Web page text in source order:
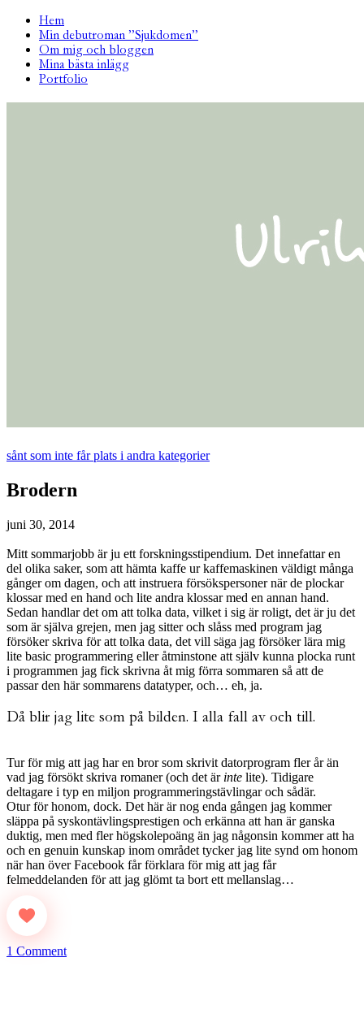
Hem
Min debutroman ”Sjukdomen”
Om mig och bloggen
Mina bästa inlägg
Portfolio
sånt som inte får plats i andra kategorier
Brodern
juni 30, 2014
Mitt sommarjobb är ju ett forskningsstipendium. Det innefattar en
del olika saker, som att hämta kaffe ur kaffemaskinen väldigt många
gånger om dagen, och att instruera försökspersoner när de plockar
klossar med en hand och lite andra klossar med en annan hand.
Sedan handlar det om att tolka data, vilket i sig är roligt, det är ju det
som är själva grejen, men jag sitter och slåss med program jag
försöker skriva för att tolka data, det vill säga jag försöker lära mig
lite basic programmering eller åtminstone att själv kunna plocka runt
i programmen jag fick skrivna åt mig förra sommaren så att de
passar den här sommarens datatyper, och… eh, ja.
Då blir jag lite som på bilden. I alla fall av och till.
Tur för mig att jag har en bror som skrivit datorprogram fler år än
vad jag försökt skriva romaner (och det är inte lite). Tidigare
deltagare i typ en miljon programmeringstävlingar och sådär.
Otur för honom, dock. Det här är nog enda gången jag kommer
släppa på syskontävlingsprestigen och erkänna att han är ganska
duktig, men med fler högskolepoäng än jag någonsin kommer att ha
och en genuin kunskap inom området tycker jag lite synd om honom
när han över Facebook får förklara för mig att jag får
felmeddelanden för att jag glömt ta bort ett mellanslag…
1 Comment